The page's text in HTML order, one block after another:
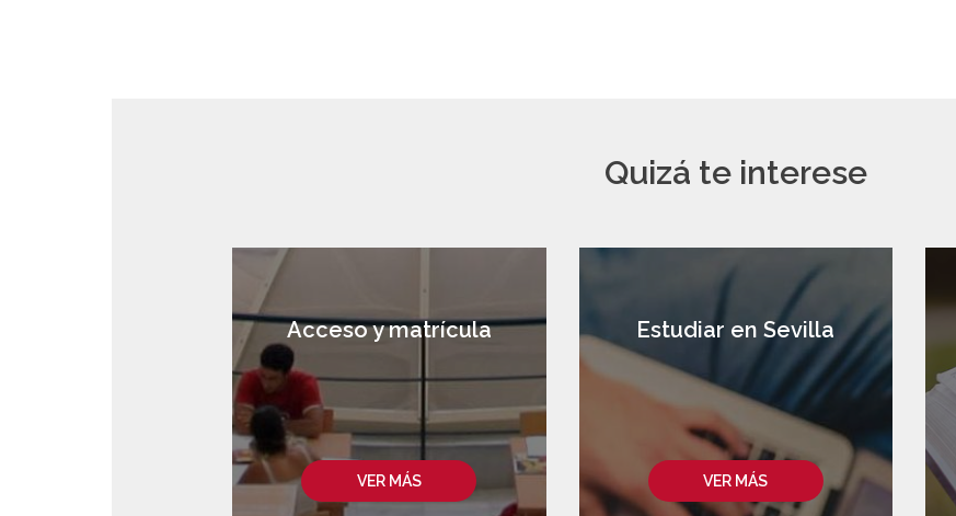
Quizá te interese
VER MÁS
Acceso y matrícula
VER MÁS
Estudiar en Sevilla